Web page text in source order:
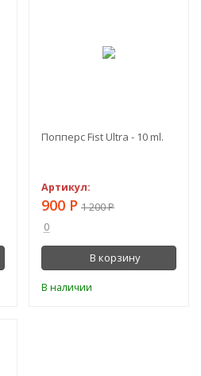
Попперс Fist Ultra - 10 ml.
Артикул:
900 Р 1 200Р
0
В корзину
В наличии